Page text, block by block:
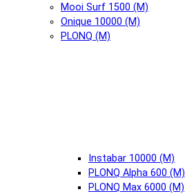
Mooi Surf 1500 (М)
Onique 10000 (М)
PLONQ (М)
Instabar 10000 (М)
PLONQ Alpha 600 (М)
PLONQ Max 6000 (М)